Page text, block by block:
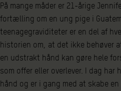
På mange måder er 21-årige
fortælling om en ung pige i
teenagegraviditeter er en del af
historien om, at det ikke behøver
en udstrakt hånd kan gøre hele
som offer eller overlever. I dag
hånd og er i gang med at skabe